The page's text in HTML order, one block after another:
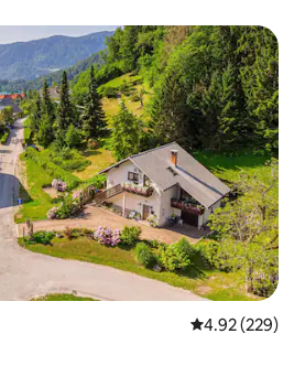
평점 4.92점(5
4.92 (229)